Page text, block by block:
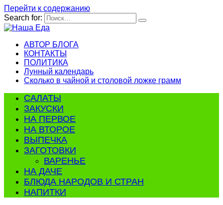
Перейти к содержанию
Search for:
АВТОР БЛОГА
КОНТАКТЫ
ПОЛИТИКА
Лунный календарь
Сколько в чайной и столовой ложке грамм
САЛАТЫ
ЗАКУСКИ
НА ПЕРВОЕ
НА ВТОРОЕ
ВЫПЕЧКА
ЗАГОТОВКИ
ВАРЕНЬЕ
НА ДАЧЕ
БЛЮДА НАРОДОВ И СТРАН
НАПИТКИ